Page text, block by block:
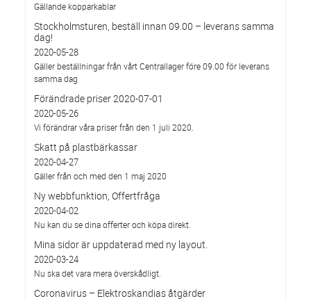
Gällande kopparkablar
Stockholmsturen, beställ innan 09.00 – leverans samma
dag!
2020-05-28
Gäller beställningar från vårt Centrallager före 09.00 för leverans
samma dag
Förändrade priser 2020-07-01
2020-05-26
Vi förändrar våra priser från den 1 juli 2020.
Skatt på plastbärkassar
2020-04-27
Gäller från och med den 1 maj 2020
Ny webbfunktion, Offertfråga
2020-04-02
Nu kan du se dina offerter och köpa direkt.
Mina sidor är uppdaterad med ny layout.
2020-03-24
Nu ska det vara mera överskådligt.
Coronavirus – Elektroskandias åtgärder